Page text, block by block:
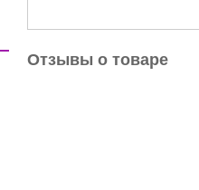
Отзывы о товаре